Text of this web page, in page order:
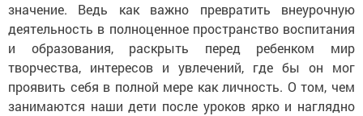
значение. Ведь как важно превратить внеурочную
деятельность в полноценное пространство воспитания
и образования, раскрыть перед ребенком мир
творчества, интересов и увлечений, где бы он мог
проявить себя в полной мере как личность. О том, чем
занимаются наши дети после уроков ярко и наглядно